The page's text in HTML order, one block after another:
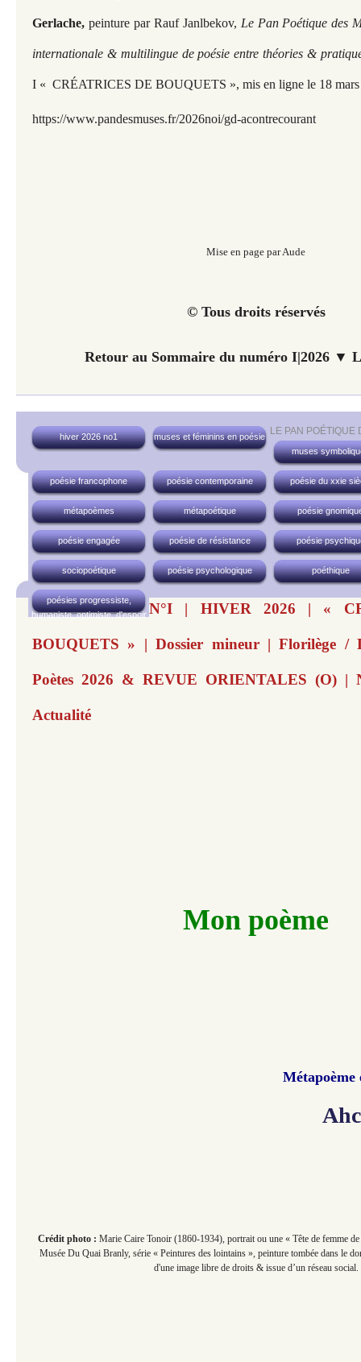
Gerlache, peinture par Rauf Janlbekov, Le Pan Poétique des
internationale & multilingue de poésie entre théories &
I « CRÉATRICES DE BOUQUETS », mis en ligne le 18
https://www.pandesmuses.fr/2026noi/gd-acontrecourant
Mise en page par Aude
© Tous droits réservés
Retour au Sommaire du numéro I|2026 ▼
LE PAN POÉTIQUE
hiver 2026 no1
muses et féminins en poésie
muses
poésie francophone poésie contemporaine poésie du xxie
métapoèmes métapoétique poésie
poésie engagée poésie de résistance poésie
sociopoétique poésie psychologique poéthique
poésies progressiste,
humaniste, optimiste, d'espoir N°I | HIVER 2026 | «
BOUQUETS » | Dossier mineur | Florilège /
Poètes 2026 & REVUE ORIENTALES (O) |
Actualité
Mon poème
Métapoème
Crédit photo : Marie Caire Tonoir (1860-1934), portrait ou une « Tête de femme
Musée Du Quai Branly, série « Peintures des lointains », peinture tombée dans le
d'une image libre de droits & issue d’un réseau social.